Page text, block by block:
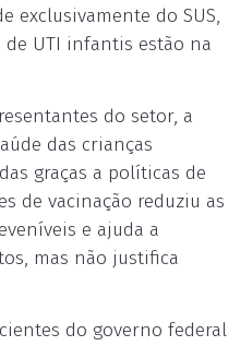
exclusivamente do SUS,
de UTI infantis estão na
do setor, a
das crianças
graças a políticas de
de vacinação reduziu as
e ajuda a
mas não justifica
do governo federal